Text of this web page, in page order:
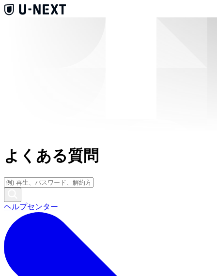
よくある質問
ヘルプセンター